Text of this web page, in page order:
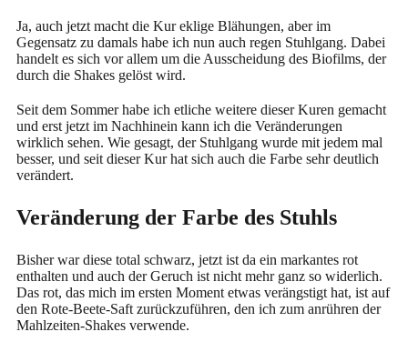
Ja, auch jetzt macht die Kur eklige Blähungen, aber im
Gegensatz zu damals habe ich nun auch regen Stuhlgang. Dabei
handelt es sich vor allem um die Ausscheidung des Biofilms, der
durch die Shakes gelöst wird.
Seit dem Sommer habe ich etliche weitere dieser Kuren gemacht
und erst jetzt im Nachhinein kann ich die Veränderungen
wirklich sehen. Wie gesagt, der Stuhlgang wurde mit jedem mal
besser, und seit dieser Kur hat sich auch die Farbe sehr deutlich
verändert.
Veränderung der Farbe des Stuhls
Bisher war diese total schwarz, jetzt ist da ein markantes rot
enthalten und auch der Geruch ist nicht mehr ganz so widerlich.
Das rot, das mich im ersten Moment etwas verängstigt hat, ist auf
den Rote-Beete-Saft zurückzuführen, den ich zum anrühren der
Mahlzeiten-Shakes verwende.